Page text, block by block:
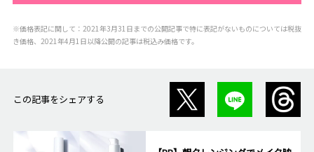
※価格表記に関して：2021年3月31日までの公開記事で特に表記がないものについては税抜
き価格、2021年4月1日以降公開の記事は税込み価格です。
この記事をシェアする